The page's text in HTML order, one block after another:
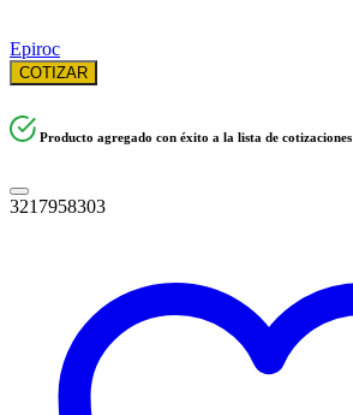
Epiroc
COTIZAR
Producto agregado con éxito a la lista de cotizaciones
3217958303